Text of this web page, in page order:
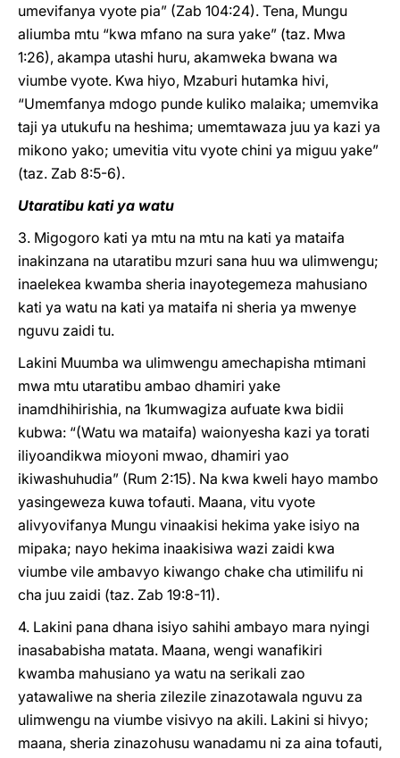
umevifanya vyote pia” (Zab 104:24). Tena, Mungu
aliumba mtu “kwa mfano na sura yake” (taz. Mwa
1:26), akampa utashi huru, akamweka bwana wa
viumbe vyote. Kwa hiyo, Mzaburi hutamka hivi,
“Umemfanya mdogo punde kuliko malaika; umemvika
taji ya utukufu na heshima; umemtawaza juu ya kazi ya
mikono yako; umevitia vitu vyote chini ya miguu yake”
(taz. Zab 8:5-6).
Utaratibu kati ya watu
3. Migogoro kati ya mtu na mtu na kati ya mataifa
inakinzana na utaratibu mzuri sana huu wa ulimwengu;
inaelekea kwamba sheria inayotegemeza mahusiano
kati ya watu na kati ya mataifa ni sheria ya mwenye
nguvu zaidi tu.
Lakini Muumba wa ulimwengu amechapisha mtimani
mwa mtu utaratibu ambao dhamiri yake
inamdhihirishia, na 1kumwagiza aufuate kwa bidii
kubwa: “(Watu wa mataifa) waionyesha kazi ya torati
iliyoandikwa mioyoni mwao, dhamiri yao
ikiwashuhudia” (Rum 2:15). Na kwa kweli hayo mambo
yasingeweza kuwa tofauti. Maana, vitu vyote
alivyovifanya Mungu vinaakisi hekima yake isiyo na
mipaka; nayo hekima inaakisiwa wazi zaidi kwa
viumbe vile ambavyo kiwango chake cha utimilifu ni
cha juu zaidi (taz. Zab 19:8-11).
4. Lakini pana dhana isiyo sahihi ambayo mara nyingi
inasababisha matata. Maana, wengi wanafikiri
kwamba mahusiano ya watu na serikali zao
yatawaliwe na sheria zilezile zinazotawala nguvu za
ulimwengu na viumbe visivyo na akili. Lakini si hivyo;
maana, sheria zinazohusu wanadamu ni za aina tofauti,